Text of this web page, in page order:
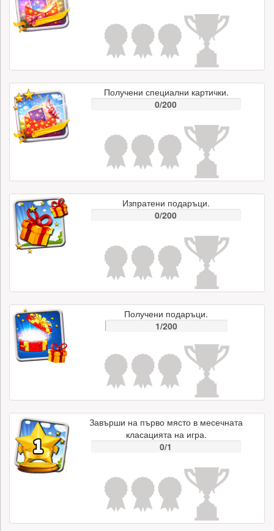
Получени специални картички.
0/200
Изпратени подаръци.
0/200
Получени подаръци.
1/200
Завърши на първо място в месечната
класацията на игра.
0/1